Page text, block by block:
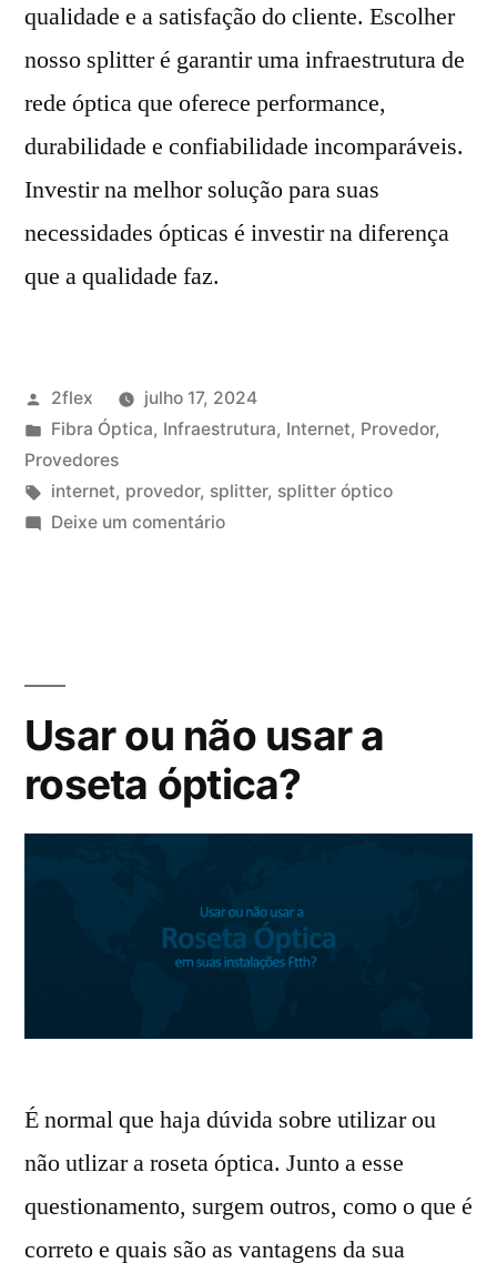
qualidade e a satisfação do cliente. Escolher
nosso splitter é garantir uma infraestrutura de
rede óptica que oferece performance,
durabilidade e confiabilidade incomparáveis.
Investir na melhor solução para suas
necessidades ópticas é investir na diferença
que a qualidade faz.
2flex
julho 17, 2024
Fibra Óptica, Infraestrutura, Internet, Provedor,
Provedores
internet, provedor, splitter, splitter óptico
Deixe um comentário
Usar ou não usar a
roseta óptica?
É normal que haja dúvida sobre utilizar ou
não utlizar a roseta óptica. Junto a esse
questionamento, surgem outros, como o que é
correto e quais são as vantagens da sua